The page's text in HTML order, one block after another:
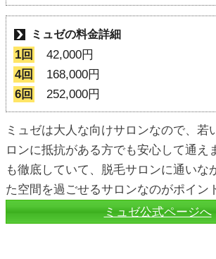
ミュゼの料金詳細
1回
42,000円
4回
168,000円
6回
252,000円
ミュゼは大人な向けサロンなので、若
ロンに抵抗がある方でも安心して通え
も徹底していて、脱毛サロンに通いな
た空間を過ごせるサロンなのがポイン
ミュゼ公式ページへ